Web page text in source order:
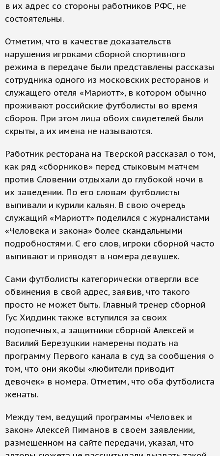
в их адрес со стороны работников РФС, не
состоятельны.
Отметим, что в качестве доказательств
нарушения игроками сборной спортивного
режима в передаче были представлены рассказы
сотрудника одного из московских ресторанов и
служащего отеля «Мариотт», в котором обычно
проживают российские футболисты во время
сборов. При этом лица обоих свидетелей были
скрыты, а их имена не называются.
Работник ресторана на Тверской рассказал о том,
как ряд «сборников» перед стыковым матчем
против Словении отдыхали до глубокой ночи в
их заведении. По его словам футболисты
выпивали и курили кальян. В свою очередь
служащий «Мариотт» поделился с журналистами
«Человека и закона» более скандальными
подробностями. С его слов, игроки сборной часто
выпивают и приводят в номера девушек.
Сами футболисты категорически отвергли все
обвинения в свой адрес, заявив, что такого
просто не может быть. Главный тренер сборной
Гус Хиддинк также вступился за своих
подопечных, а защитники сборной Алексей и
Василий Березуцкии намерены подать на
программу Первого канала в суд за сообщения о
том, что они якобы «любители приводит
девочек» в номера. Отметим, что оба футболиста
женаты.
Между тем, ведущий программы «Человек и
закон» Алексей Пиманов в своем заявлении,
размещенном на сайте передачи, указал, что